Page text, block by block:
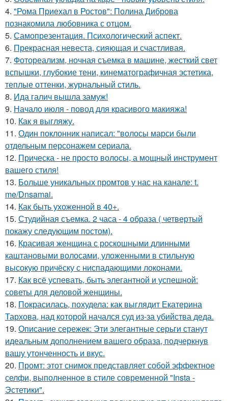
4. "Рома Приехал в Ростов": Полина Диброва
познакомила любовника с отцом.
5. Самопрезентация. Психологический аспект.
6. Прекрасная невеста, сияющая и счастливая.
7. Фотореализм, ночная съемка в машине, жесткий свет
вспышки, глубокие тени, кинематографичная эстетика,
теплые оттенки, журнальный стиль.
8. Ида галич вышла замуж!
9. Начало июля - повод для красивого макияжа!
10. Как я выгляжу.
11. Один поклонник написал: "волосы марси были
отдельным персонажем сериала.
12. Прическа - не просто волосы, а мощный инструмент
вашего стиля!
13. Больше уникальных промтов у нас на канале: t.
me/Dnsamai.
14. Как быть ухоженной в 40+.
15. Студийная съемка. 2 часа - 4 образа ( четвертый
покажу следующим постом).
16. Красивая женщина с роскошными длинными
каштановыми волосами, уложенными в стильную
высокую причёску с ниспадающими локонами.
17. Как всё успевать, быть элегантной и успешной:
советы для деловой женщины.
18. Покрасилась, похудела: как выглядит Екатерина
Тархова, над которой начался суд из-за убийства деда.
19. Описание сережек: Эти элегантные серьги станут
идеальным дополнением вашего образа, подчеркнув
вашу утонченность и вкус.
20. Промт: этот снимок представляет собой эффектное
селфи, выполненное в стиле современной "Insta -
Эстетики".